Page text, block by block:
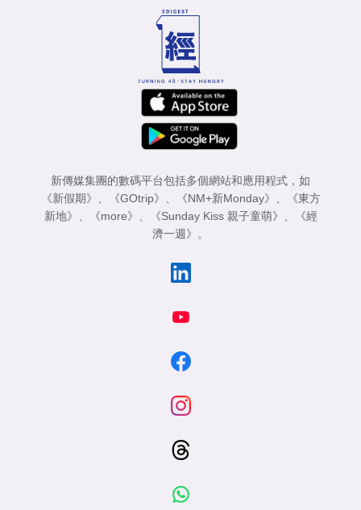
新傳媒集團的數碼平台包括多個網站和應用程式，如
《新假期》
《GOtrip》 《NM+新Monday》
《東方
新地》
《more》 《Sunday Kiss 親子童萌》
《經
濟一週》
。